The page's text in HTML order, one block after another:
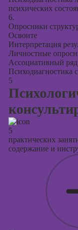
психических
6.
Опросники
Освоите
Интерпретация
Личностные
Ассоциативный ряд
Психодиагностика
5
5
практических
содержание и